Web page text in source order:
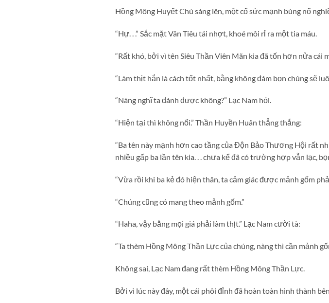
Hồng Mông Huyết Chú sáng lên, một cổ sức mạnh bùng nổ
“Hự. . .” Sắc mặt Vân Tiêu tái nhợt, khoé môi rỉ ra một tia máu.
“Rất khó, bởi vì tên Siêu Thần Viên Mãn kia đã tốn hơn nửa cái
“Làm thịt hắn là cách tốt nhất, bằng không đám bọn chúng sẽ
“Nàng nghĩ ta đánh được không?” Lạc Nam hỏi.
“Hiện tại thì không nổi.” Thần Huyền Huân thẳng thắng:
“Ba tên này mạnh hơn cao tầng của Độn Bảo Thương Hội rất
nhiều gấp ba lần tên kia. . . chưa kể đã có trường hợp vẫn lạc,
“Vừa rồi khi ba kẻ đó hiện thân, ta cảm giác được mảnh gốm
“Chúng cũng có mang theo mảnh gốm.”
“Haha, vậy bằng mọi giá phải làm thịt.” Lạc Nam cười tà:
“Ta thèm Hồng Mông Thần Lực của chúng, nàng thì cần mảnh
Không sai, Lạc Nam đang rất thèm Hồng Mông Thần Lực.
Bởi vì lúc này đây, một cái phôi đỉnh đã hoàn toàn hình thành